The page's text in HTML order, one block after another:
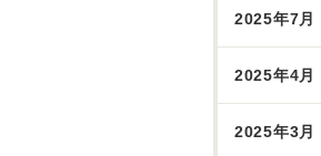
2025年7月
2025年4月
2025年3月